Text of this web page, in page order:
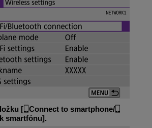
[
Connect to smartphone/
smartfónu].